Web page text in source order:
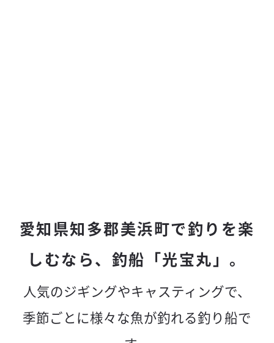
愛知県知多郡美浜町で釣りを楽
しむなら、釣船「光宝丸」。
人気のジギングやキャスティングで、
季節ごとに様々な魚が釣れる釣り船で